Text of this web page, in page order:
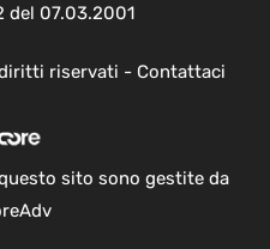
del 07.03.2001
riservati - Contattaci
sito sono gestite da